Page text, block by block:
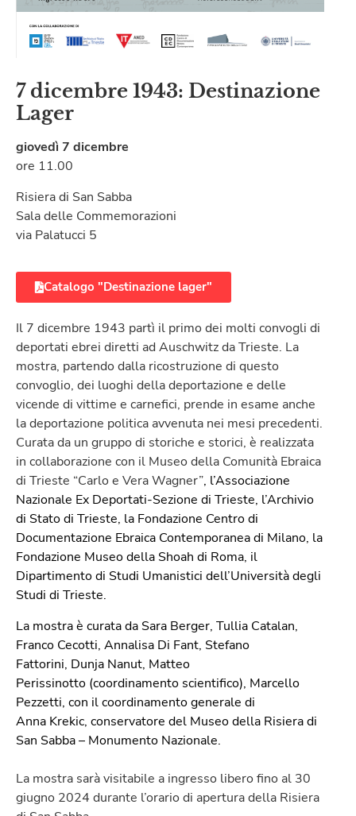
7 dicembre 1943: Destinazione
Lager
giovedì 7 dicembre
ore 11.00
Risiera di San Sabba
Sala delle Commemorazioni
via Palatucci 5
Catalogo "Destinazione lager"
Il 7 dicembre 1943 partì il primo dei molti convogli di
deportati ebrei diretti ad Auschwitz da Trieste. La
mostra, partendo dalla ricostruzione di questo
convoglio, dei luoghi della deportazione e delle
vicende di vittime e carnefici, prende in esame anche
la deportazione politica avvenuta nei mesi precedenti.
Curata da un gruppo di storiche e storici, è realizzata
in collaborazione con il Museo della Comunità Ebraica
di Trieste “Carlo e Vera Wagner”, l’Associazione
Nazionale Ex Deportati-Sezione di Trieste, l’Archivio
di Stato di Trieste, la Fondazione Centro di
Documentazione Ebraica Contemporanea di Milano, la
Fondazione Museo della Shoah di Roma, il
Dipartimento di Studi Umanistici dell’Università degli
Studi di Trieste.
La mostra è curata da Sara Berger, Tullia Catalan,
Franco Cecotti, Annalisa Di Fant, Stefano
Fattorini, Dunja Nanut, Matteo
Perissinotto (coordinamento scientifico), Marcello
Pezzetti, con il coordinamento generale di
Anna Krekic, conservatore del Museo della Risieradi
San Sabba – Monumento Nazionale.
La mostra sarà visitabile a ingresso libero fino al 30
giugno 2024 durante l’orario di apertura della Risiera